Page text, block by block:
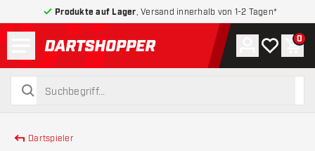
Produkte auf Lager , Versand innerhalb von 1-2 Tagen*
zurück zur Startseite
suchen
suchen
Konto
Meine 0
Dartspieler